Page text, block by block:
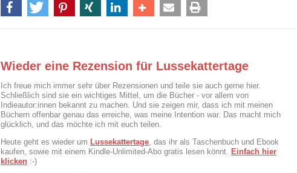
Wieder eine Rezension für Lussekattertage
Ich freue mich immer sehr über Rezensionen und teile sie auch gerne hier.
Schließlich sind sie ein wichtiges Mittel, um die Bücher - vor allem von
Indieautor:innen bekannt zu machen. Und sie zeigen mir, dass ich mit meinen
Büchern offenbar genau das erreiche, was meine Intention war. Das macht mich
glücklich, und das möchte ich mit euch teilen.
Heute geht es wieder um Lussekattertage , das ihr als Taschenbuch und Ebook
kaufen, sowie mit einem Kindle-Unlimited-Abo gratis lesen könnt. Einfach hier
klicken :-)